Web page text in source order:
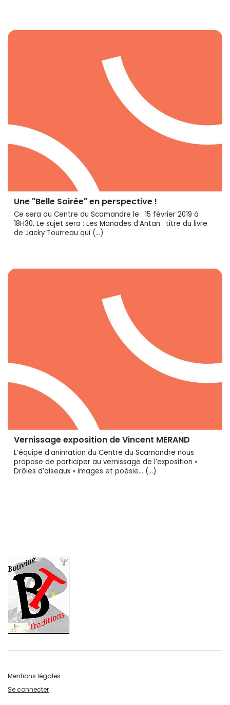
Une "Belle Soirée" en perspective !
Ce sera au Centre du Scamandre le : 15 février 2019 à
18H30. Le sujet sera : Les Manades d’Antan . titre du livre
de Jacky Tourreau qui (…)
Vernissage exposition de Vincent MERAND
L’équipe d’animation du Centre du Scamandre nous
propose de participer au vernissage de l’exposition «
Drôles d’oiseaux » images et poésie… (…)
Mentions légales
Se connecter